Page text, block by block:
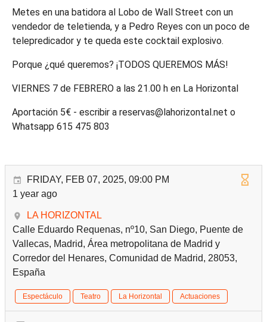
Metes en una batidora al Lobo de Wall Street con un
vendedor de teletienda, y a Pedro Reyes con un poco de
telepredicador y te queda este cocktail explosivo.
Porque ¿qué queremos? ¡TODOS QUEREMOS MÁS!
VIERNES 7 de FEBRERO a las 21.00 h en La Horizontal
Aportación 5€ - escribir a reservas@lahorizontal.net o
Whatsapp 615 475 803
FRIDAY, FEB 07, 2025, 09:00 PM
1 year ago
LA HORIZONTAL
Calle Eduardo Requenas, nº10, San Diego, Puente de
Vallecas, Madrid, Área metropolitana de Madrid y
Corredor del Henares, Comunidad de Madrid, 28053,
España
Espectáculo Teatro La Horizontal Actuaciones